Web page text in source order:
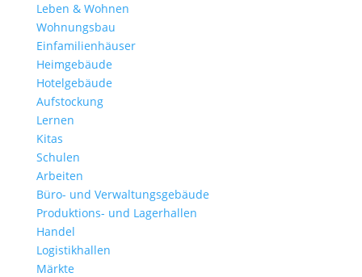
Leben & Wohnen
Wohnungs­bau
Einfamilien­häuser
Heimgebäude
Hotelgebäude
Aufstockung
Lernen
Kitas
Schulen
Arbeiten
Büro- und Verwaltungs­gebäude
Produktions- und Lagerhallen
Handel
Logistikhallen
Märkte